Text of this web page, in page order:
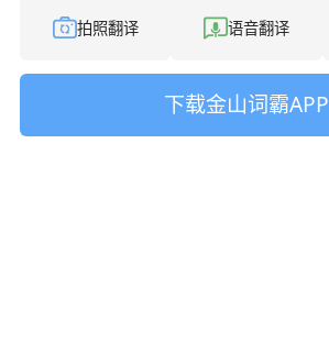
拍照翻译 语音翻译
下载金山词霸APP